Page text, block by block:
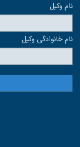
نام وكيل
نام خانوادگی وكيل